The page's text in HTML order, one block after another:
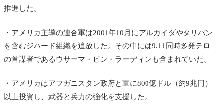
推進した。
・アメリカ主導の連合軍は2001年10月にアルカイダやタリバン
を含むジハード組織を追放した。その中には9.11同時多発テロ
の首謀者であるウサーマ・ビン・ラーディンも含まれていた。
・アメリカはアフガニスタン政府と軍に800億ドル（約9兆円）
以上投資し、武器と兵力の強化を支援した。